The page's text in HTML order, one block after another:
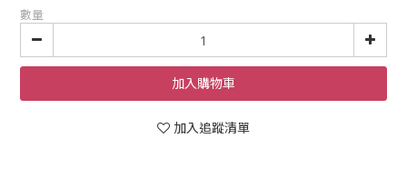
數量
加入購物車
加入追蹤清單